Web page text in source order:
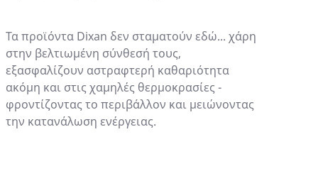
Τα προϊόντα Dixan δεν σταματούν εδώ... χάρη
στην βελτιωμένη σύνθεσή τους,
εξασφαλίζουν αστραφτερή καθαριότητα
ακόμη και στις χαμηλές θερμοκρασίες -
φροντίζοντας το περιβάλλον και μειώνοντας
την κατανάλωση ενέργειας.